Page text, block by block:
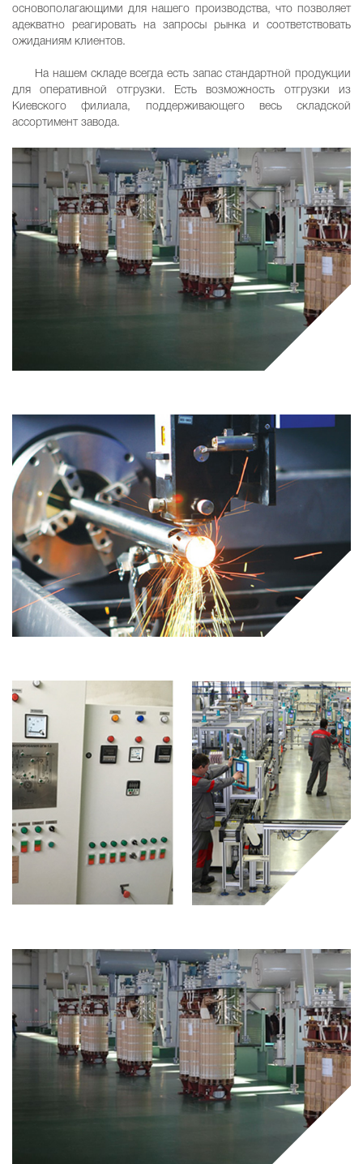
основополагающими для нашего производства, что позволяет
адекватно реагировать на запросы рынка и соответствовать
ожиданиям клиентов.
На нашем складе всегда есть запас стандартной продукции
для оперативной отгрузки. Есть возможность отгрузки из
Киевского филиала, поддерживающего весь складской
ассортимент завода.